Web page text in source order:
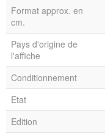
Format approx. en
cm.
Pays d'origine de
l'affiche
Conditionnement
Etat
Edition